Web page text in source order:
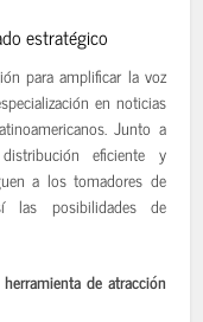
estratégico
para amplificar la voz
en noticias
Junto a
eficiente y
a los tomadores de
las posibilidades de
de atracción